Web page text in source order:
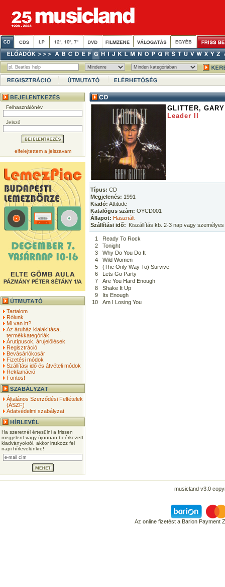
Felhasználónév
Jelszó
elfelejtettem a jelszavam
Tartalom
Rólunk
Mi van itt?
Az áruház kialakítása,
termékkategóriák
Árutípusok, árujelölések
Regisztráció
Bevásárlókosár
Fizetési módok
Szállítási idő és átvételi módok
Reklamáció
Fontos!
Általános Szerződési Feltételek
(ÁSZF)
Adatvédelmi szabályzat
Ha szeretnél értesülni a frissen
megjelent vagy újonnan beérkezett
kiadványokról, akkor iratkozz fel
napi hírlevelünkre!
GLITTER, GARY
Leader II
Típus: CD
Megjelenés: 1991
Kiadó: Attitude
Katalógus szám: OYCD001
Állapot: Használt
Szállítási idő: Kiszállítás kb. 2-3 nap vagy
1
Ready To Rock
2
Tonight
3
Why Do You Do It
4
Wild Women
5
(The Only Way To) Survive
6
Lets Go Party
7
Are You Hard Enough
8
Shake It Up
9
Its Enough
10
Am I Losing You
musicland v3.0
Az online fizetést a Barion Payment